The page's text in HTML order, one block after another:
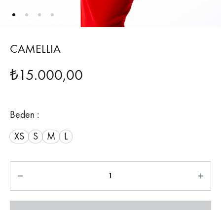
CAMELLIA
₺15.000,00
Beden :
XS
S M L